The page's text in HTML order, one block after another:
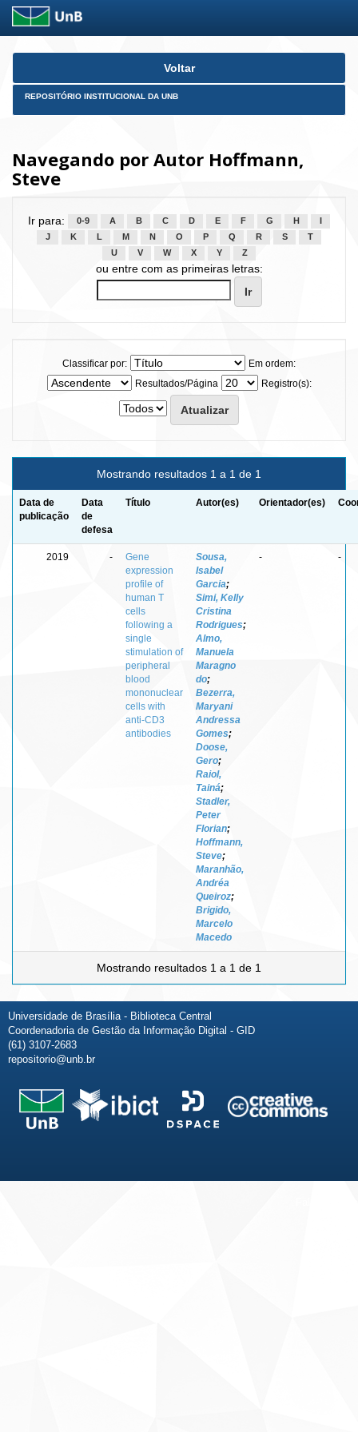
Skip
Voltar
REPOSITÓRIO INSTITUCIONAL DA UNB
Navegando por Autor Hoffmann,
Steve
Ir para: 0-9 A B C D E F G H
J
K L M N O P Q R S
T
U
V W X Y Z
ou entre com as primeiras letras:
Classificar por:
Em ordem:
Resultados/Página
Registro(s):
Mostrando resultados 1 a 1 de 1
Data de
publicação
Data
de
defesa
Título Autor(es) Orientador(es)
2019 -
Gene
expression
profile of
human T
cells
following a
single
stimulation of
peripheral
blood
mononuclear
cells with
anti-CD3
antibodies
Sousa,
Isabel
Garcia;
Simi, Kelly
Cristina
Rodrigues;
Almo,
Manuela
Maragno
do;
Bezerra,
Maryani
Andressa
Gomes;
Doose,
Gero;
Raiol,
Tainá;
Stadler,
Peter
Florian;
Hoffmann,
Steve;
Maranhão,
Andréa
Queiroz;
Brigido,
Marcelo
Macedo
- -
Mostrando resultados 1 a 1 de 1
Universidade de Brasília - Biblioteca Central
Coordenadoria de Gestão da Informação Digital - GID
(61) 3107-2683
repositorio@unb.br